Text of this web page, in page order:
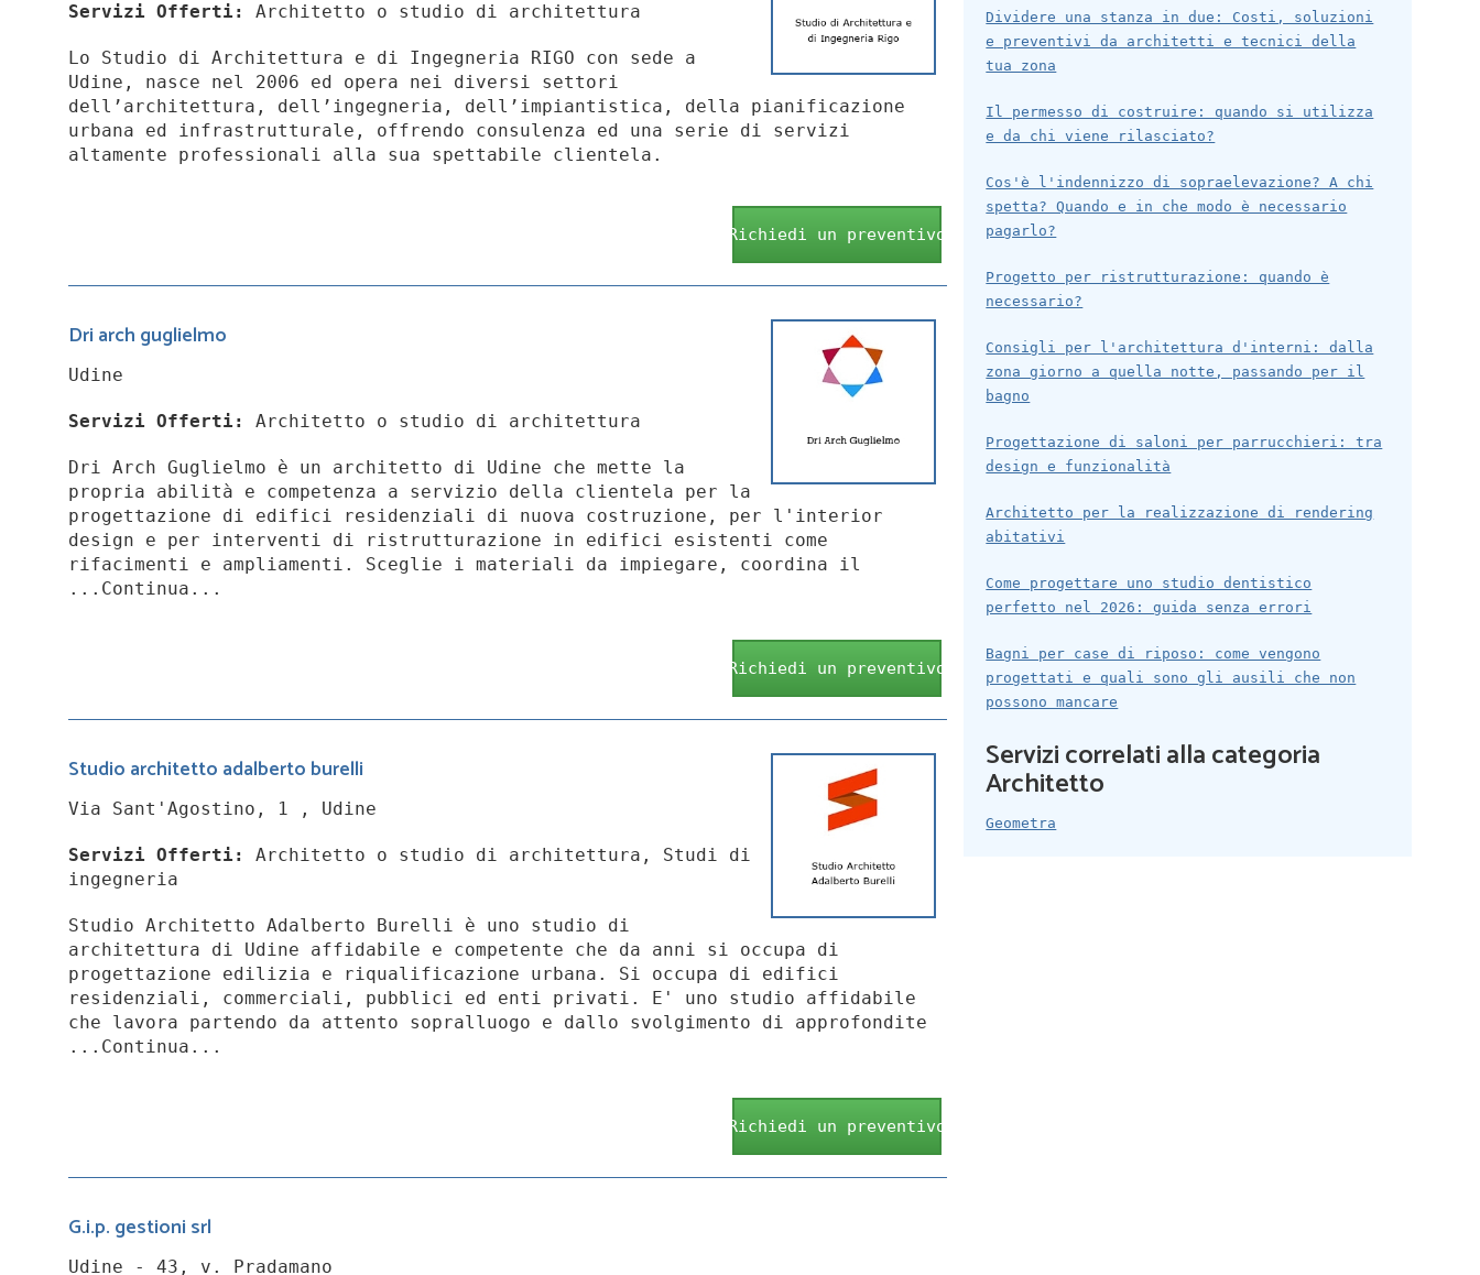
Servizi Offerti: Architetto o studio di architettura
Lo Studio di Architettura e di Ingegneria RIGO con sede a
Udine, nasce nel 2006 ed opera nei diversi settori
dell’architettura, dell’ingegneria, dell’impiantistica, della pianificazione
urbana ed infrastrutturale, offrendo consulenza ed una serie di servizi
altamente professionali alla sua spettabile clientela.
Richiedi un preventivo
Dri arch guglielmo
Udine
Servizi Offerti: Architetto o studio di architettura
Dri Arch Guglielmo è un architetto di Udine che mette la
propria abilità e competenza a servizio della clientela per la
progettazione di edifici residenziali di nuova costruzione, per l'interior
design e per interventi di ristrutturazione in edifici esistenti come
rifacimenti e ampliamenti. Sceglie i materiali da impiegare, coordina il
...Continua...
Richiedi un preventivo
Studio architetto adalberto burelli
Via Sant'Agostino, 1 , Udine
Servizi Offerti:
Architetto o studio di architettura, Studi di
ingegneria
Studio Architetto Adalberto Burelli è uno studio di
architettura di Udine affidabile e competente che da anni si occupa di
progettazione edilizia e riqualificazione urbana. Si occupa di edifici
residenziali, commerciali, pubblici ed enti privati. E' uno studio affidabile
che lavora partendo da attento sopralluogo e dallo svolgimento di approfondite
...Continua...
Richiedi un preventivo
G.i.p. gestioni srl
Udine - 43, v. Pradamano
Dividere una stanza in due: Costi, soluzioni
e preventivi da architetti e tecnici della
tua zona
Il permesso di costruire: quando si utilizza
e da chi viene rilasciato?
Cos'è l'indennizzo di sopraelevazione? A chi
spetta? Quando e in che modo è necessario
pagarlo?
Progetto per ristrutturazione: quando è
necessario?
Consigli per l'architettura d'interni: dalla
zona giorno a quella notte, passando per il
bagno
Progettazione di saloni per parrucchieri: tra
design e funzionalità
Architetto per la realizzazione di rendering
abitativi
Come progettare uno studio dentistico
perfetto nel 2026: guida senza errori
Bagni per case di riposo: come vengono
progettati e quali sono gli ausili che non
possono mancare
Servizi correlati alla categoria
Architetto
Geometra